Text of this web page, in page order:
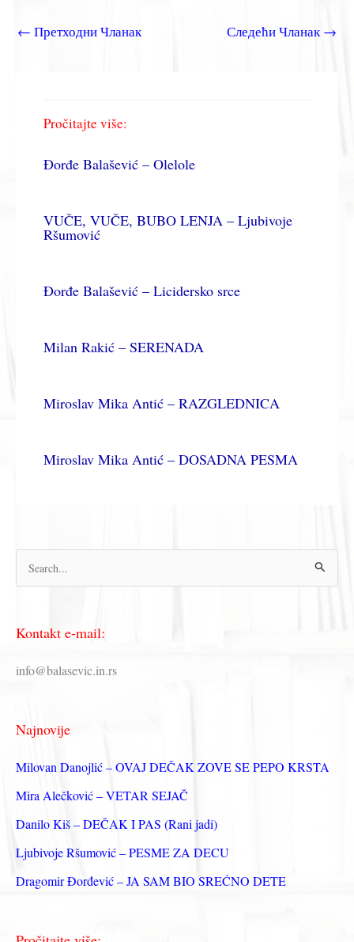
← Претходни Чланак Следећи Чланак→
Pročitajte više:
Đorđe Balašević – Olelole
VUČE, VUČE, BUBO LENJA – Ljubivoje
Ršumović
Đorđe Balašević – Licidersko srce
Milan Rakić – SERENADA
Miroslav Mika Antić – RAZGLEDNICA
Miroslav Mika Antić – DOSADNA PESMA
р
т
р
а
з
а
Kontakt e-mail:
info@balasevic.in.rs
Najnovije
Milovan Danojlić – OVAJ DEČAK ZOVE SE PEPO KRSTA
Mira Alečković – VETAR SEJAČ
Danilo Kiš – DEČAK I PAS (Rani jadi)
Ljubivoje Ršumović – PESME ZA DECU
Dragomir Đorđević – JA SAM BIO SREĆNO DETE